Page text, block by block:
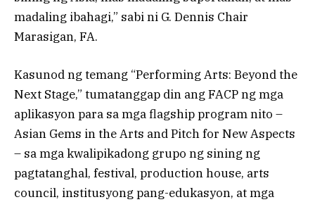
madaling ibahagi,” sabi ni G. Dennis Chair
Marasigan, FA.
Kasunod ng temang “Performing Arts: Beyond the
Next Stage,” tumatanggap din ang FACP ng mga
aplikasyon para sa mga flagship program nito –
Asian Gems in the Arts and Pitch for New Aspects
– sa mga kwalipikadong grupo ng sining ng
pagtatanghal, festival, production house, arts
council, institusyong pang-edukasyon, at mga